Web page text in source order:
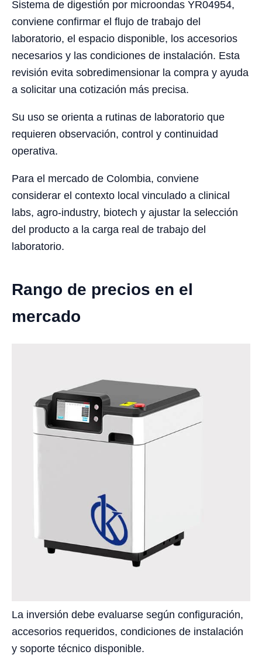
Sistema de digestión por microondas YR04954,
conviene confirmar el flujo de trabajo del
laboratorio, el espacio disponible, los accesorios
necesarios y las condiciones de instalación. Esta
revisión evita sobredimensionar la compra y ayuda
a solicitar una cotización más precisa.
Su uso se orienta a rutinas de laboratorio que
requieren observación, control y continuidad
operativa.
Para el mercado de Colombia, conviene
considerar el contexto local vinculado a clinical
labs, agro-industry, biotech y ajustar la selección
del producto a la carga real de trabajo del
laboratorio.
Rango de precios en el
mercado
La inversión debe evaluarse según configuración,
accesorios requeridos, condiciones de instalación
y soporte técnico disponible.